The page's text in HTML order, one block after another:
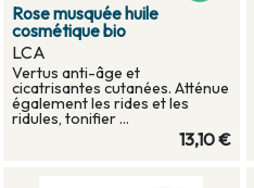
Rose musquée huile
cosmétique bio
LCA
Vertus anti-âge et
cicatrisantes cutanées. Atténue
également les rides et les
ridules, tonifier ...
13,10 €